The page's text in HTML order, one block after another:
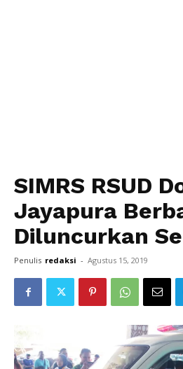
SIMRS RSUD
Jayapura
Diluncurkan
Penulis redaksi - Agustus 15, 2019